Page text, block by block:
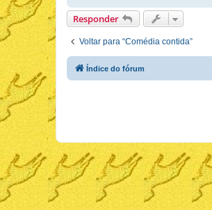
Responder
Voltar para “Comédia contida”
Índice do fórum